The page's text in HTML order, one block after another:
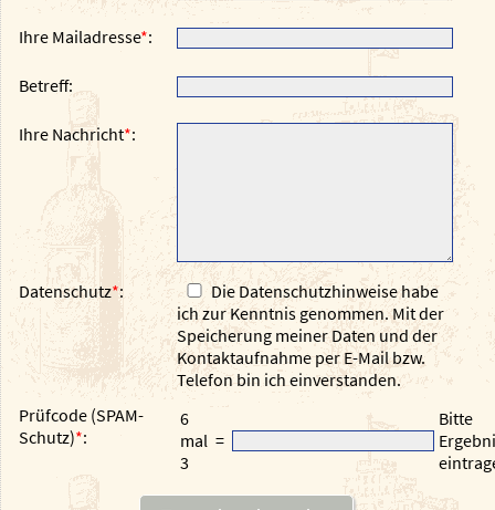
Ihre Mailadresse*:
Betreff:
Ihre Nachricht*:
Datenschutz*:
Die Datenschutzhinweise habe
ich zur Kenntnis genommen. Mit der
Speicherung meiner Daten und der
Kontaktaufnahme per E-Mail bzw.
Telefon bin ich einverstanden.
Prüfcode (SPAM-
Schutz)*:
6
mal
3
=
Bitte